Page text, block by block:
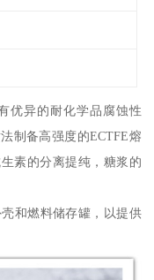
优异的耐化学品腐蚀性
制备高强度的ECTFE熔
素的分离提纯，糖浆的
和燃料储存罐，以提供